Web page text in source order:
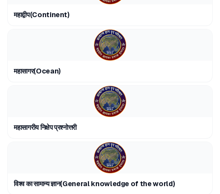
महाद्वीप(Continent)
महासागर(Ocean)
महासागरीय निक्षेप प्रश्नोत्तरी
विश्व का सामान्य ज्ञान(General knowledge of the world)